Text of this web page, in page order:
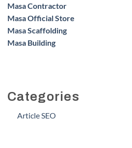
Masa Contractor
Masa Official Store
Masa Scaffolding
Masa Building
Categories
Article SEO